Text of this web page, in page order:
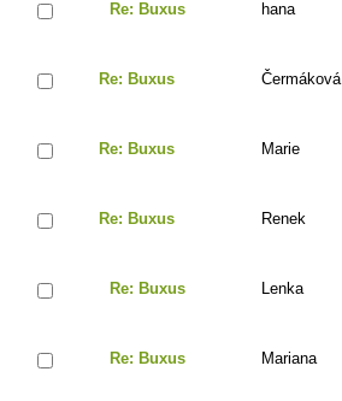
Re: Buxus hana
Re: Buxus Čermáková
Re: Buxus Marie
Re: Buxus Renek
Re: Buxus Lenka
Re: Buxus Mariana